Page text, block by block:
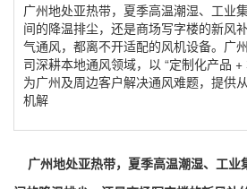
广州地处亚热带，夏季高温潮湿、工业
间的降温排尘，还是商场写字楼的新风
气通风，都离不开适配的风机设备。广
司深耕本地通风领域，以 “定制化产品 +
为广州及周边客户解决通风难题，提供
机解
广州地处亚热带，夏季高温潮湿、工业